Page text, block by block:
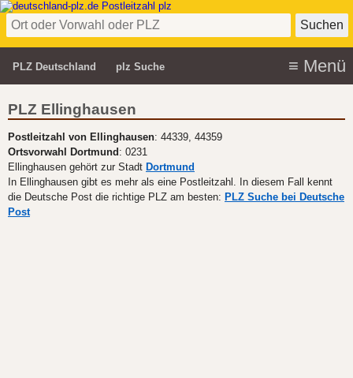
PLZ Deutschland plz Suche
PLZ Ellinghausen
Postleitzahl von Ellinghausen: 44339, 44359
Ortsvorwahl Dortmund : 0231
Ellinghausen gehört zur Stadt Dortmund
In Ellinghausen gibt es mehr als eine Postleitzahl. In diesem Fall kennt
die Deutsche Post die richtige PLZ am besten: PLZ Suche bei Deutsche
Post